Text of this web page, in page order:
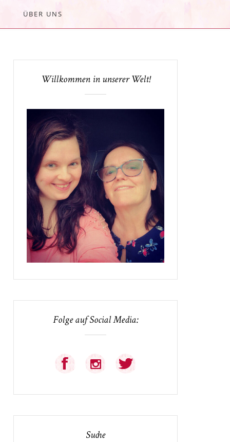
ÜBER UNS
Willkommen in unserer Welt!
Folge auf Social Media:
Suche